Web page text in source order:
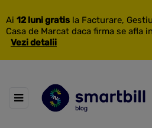
Ai 12 luni gratis la Facturare,
Casa de Marcat daca firma se afla
Vezi detalii